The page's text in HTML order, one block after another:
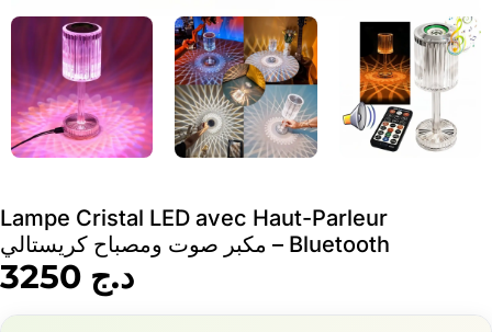
Lampe Cristal LED avec Haut-Parleur
Bluetooth – مكبر صوت ومصباح كريستالي
د.ج